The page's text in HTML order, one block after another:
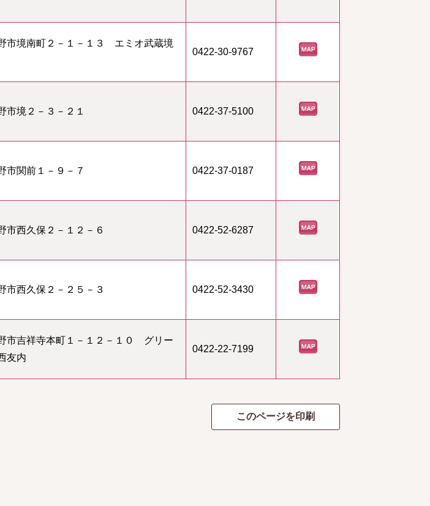
市境南町２－１－１３ エミオ武蔵境
0422-30-9767
市境２－３－２１ 0422-37-5100
市関前１－９－７ 0422-37-0187
市西久保２－１２－６ 0422-52-6287
市西久保２－２５－３ 0422-52-3430
市吉祥寺本町１－１２－１０ グリー
友内
0422-22-7199